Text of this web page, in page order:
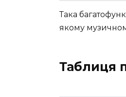
Така
якому
Таблиця